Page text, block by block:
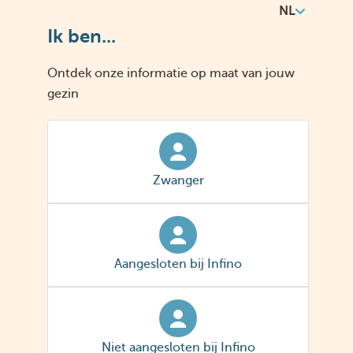
NL
Ik ben...
Ontdek onze informatie op maat van jouw
gezin
Zwanger
Aangesloten bij Infino
Niet aangesloten bij Infino